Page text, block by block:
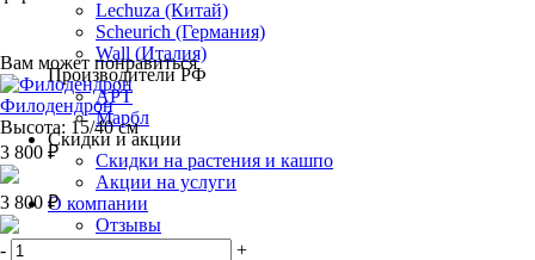
Lechuza (Китай)
Scheurich (Германия)
Wall (Италия)
Производители РФ
АРТ
Марбл
Скидки и акции
Скидки на растения и кашпо
Акции на услуги
О компании
Отзывы
Статьи
Вам может понравиться
Филодендрон
Высота: 15/40 см
3 800 ₽
3 800 ₽
-
+